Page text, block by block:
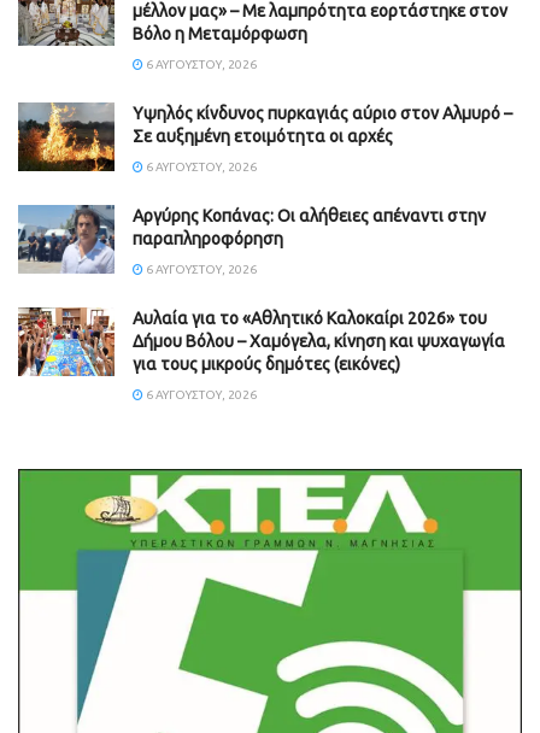
μέλλον μας» – Με λαμπρότητα εορτάστηκε στον
Βόλο η Μεταμόρφωση
6 ΑΥΓΟΎΣΤΟΥ, 2026
Υψηλός κίνδυνος πυρκαγιάς αύριο στον Αλμυρό –
Σε αυξημένη ετοιμότητα οι αρχές
6 ΑΥΓΟΎΣΤΟΥ, 2026
Aργύρης Κοπάνας: Οι αλήθειες απέναντι στην
παραπληροφόρηση
6 ΑΥΓΟΎΣΤΟΥ, 2026
Αυλαία για το «Αθλητικό Καλοκαίρι 2026» του
Δήμου Βόλου – Χαμόγελα, κίνηση και ψυχαγωγία
για τους μικρούς δημότες (εικόνες)
6 ΑΥΓΟΎΣΤΟΥ, 2026